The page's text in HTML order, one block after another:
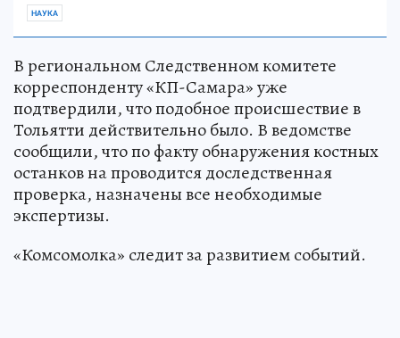
НАУКА
В региональном Следственном комитете
корреспонденту «КП-Самара» уже
подтвердили, что подобное происшествие в
Тольятти действительно было. В ведомстве
сообщили, что по факту обнаружения костных
останков на проводится доследственная
проверка, назначены все необходимые
экспертизы.
«Комсомолка» следит за развитием событий.